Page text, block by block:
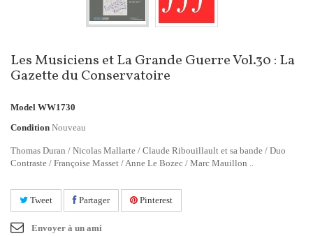
Les Musiciens et La Grande Guerre Vol.30 : La
Gazette du Conservatoire
Model WW1730
Condition Nouveau
Thomas Duran / Nicolas Mallarte / Claude Ribouillault et sa bande / Duo
Contraste / Françoise Masset / Anne Le Bozec / Marc Mauillon ..
Tweet Partager Pinterest
Envoyer à un ami